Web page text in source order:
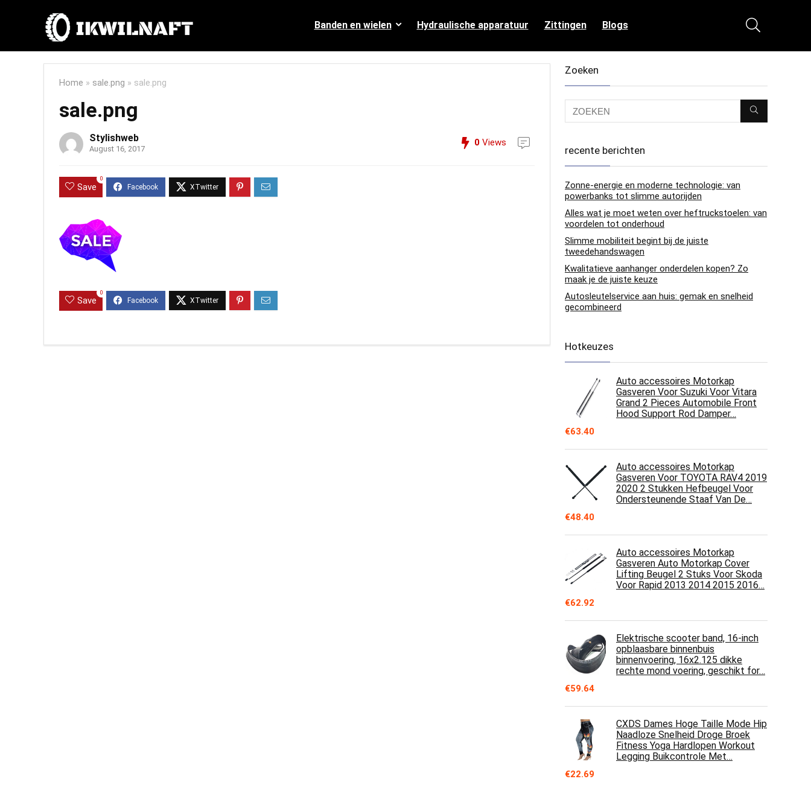
Banden en wielen Hydraulische apparatuur Zittingen Blogs
Home » sale.png » sale.png
sale.png
Stylishweb
August 16, 2017
0 Views
Save
0
Save
0
Zoeken
recente berichten
Zonne-energie en moderne technologie: van
powerbanks tot slimme autorijden
Alles wat je moet weten over heftruckstoelen: van
voordelen tot onderhoud
Slimme mobiliteit begint bij de juiste
tweedehandswagen
Kwalitatieve aanhanger onderdelen kopen? Zo
maak je de juiste keuze
Autosleutelservice aan huis: gemak en snelheid
gecombineerd
Hotkeuzes
Auto accessoires Motorkap
Gasveren Voor Suzuki Voor Vitara
Grand 2 Pieces Automobile Front
Hood Support Rod Damper…
€63.40
Auto accessoires Motorkap
Gasveren Voor TOYOTA RAV4 2019
2020 2 Stukken Hefbeugel Voor
Ondersteunende Staaf Van De…
€48.40
Auto accessoires Motorkap
Gasveren Auto Motorkap Cover
Lifting Beugel 2 Stuks Voor Skoda
Voor Rapid 2013 2014 2015 2016…
€62.92
Elektrische scooter band, 16-inch
opblaasbare binnenbuis
binnenvoering, 16x2.125 dikke
rechte mond voering, geschikt for…
€59.64
CXDS Dames Hoge Taille Mode Hip
Naadloze Snelheid Droge Broek
Fitness Yoga Hardlopen Workout
Legging Buikcontrole Met…
€22.69